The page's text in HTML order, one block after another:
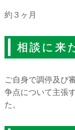
約３ヶ月
相談に来
ご自身で調停及び
争点について主張
た。